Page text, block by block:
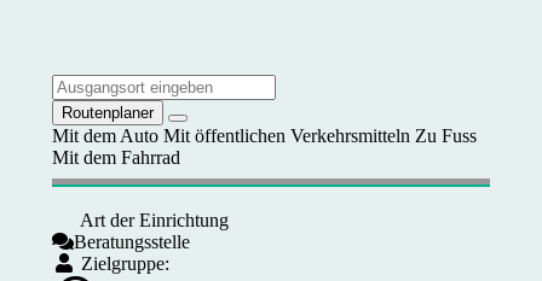
Routenplaner
Mit dem Auto Mit öffentlichen Verkehrsmitteln Zu Fuss
Mit dem Fahrrad
Art der Einrichtung
Beratungsstelle
Zielgruppe: